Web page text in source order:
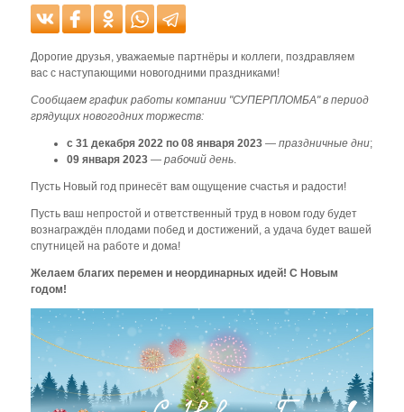
Дорогие друзья, уважаемые партнёры и коллеги, поздравляем
вас с наступающими новогодними праздниками!
Сообщаем график работы компании "СУПЕРПЛОМБА" в период
грядущих новогодних торжеств:
с 31 декабря 2022 по 08 января 2023 — праздничные дни;
09 января 2023 — рабочий день.
Пусть Новый год принесёт вам ощущение счастья и радости!
Пусть ваш непростой и ответственный труд в новом году будет
вознаграждён плодами побед и достижений, а удача будет вашей
спутницей на работе и дома!
Желаем благих перемен и неординарных идей! С Новым
годом!